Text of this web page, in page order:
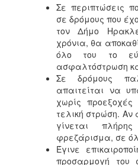
Σε περιπτώσεις
σε δρόμους που
τον Δήμο
χρόνια, θα
όλο του το
ασφαλτόστρωση
Σε δρόμους
απαιτείται να
χωρίς
τελική στρώση. Αν
γίνεται
φρεζάρισμα, σε
Έγινε
προσαρμογή